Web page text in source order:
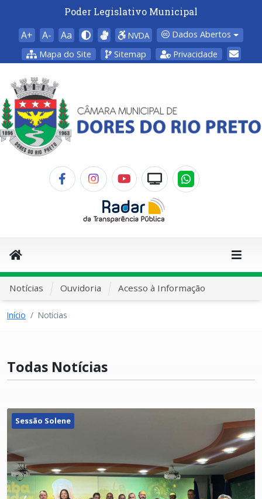
Poder Legislativo Municipal
A+ A- Aa NVDA
Dados Abertos
Mapa do Site
Sitemap Privacidade
Notícias Ouvidoria Acesso à Informação
Início Noticias
Todas Notícias
Sessão Solene